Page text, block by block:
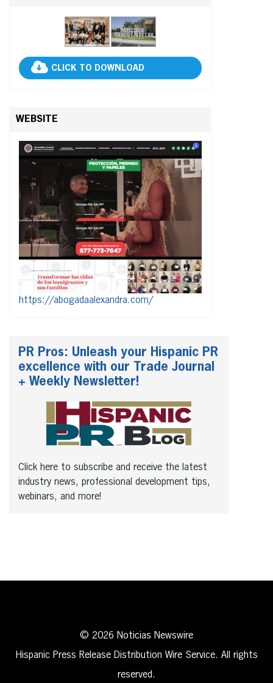
CLICK TO DOWNLOAD
WEBSITE
https://abogadaalexandra.com/
PR Pros: Unleash your Hispanic PR
excellence with our Trade Journal
+ Weekly Newsletter!
Click here to subscribe and receive the latest
industry news, professional development tips,
webinars, and more!
© 2026 Noticias Newswire
Hispanic Press Release Distribution Wire Service. All rights
reserved.